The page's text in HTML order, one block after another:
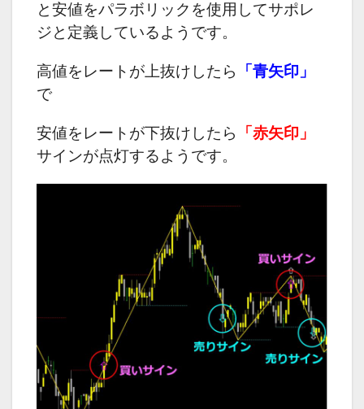
と安値をパラボリックを使用してサポレ
ジと定義しているようです。
高値をレートが上抜けしたら
「青矢印」
で
安値をレートが下抜けしたら
「赤矢印」
サインが点灯するようです。